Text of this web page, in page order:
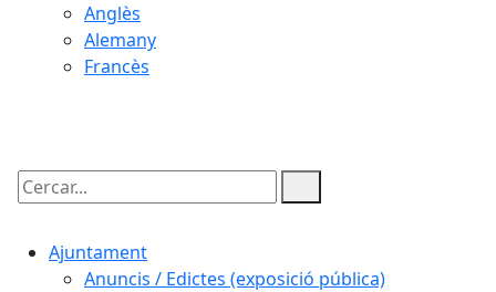
Anglès
Alemany
Francès
Cercar:
Ajuntament
Anuncis / Edictes (exposició pública)